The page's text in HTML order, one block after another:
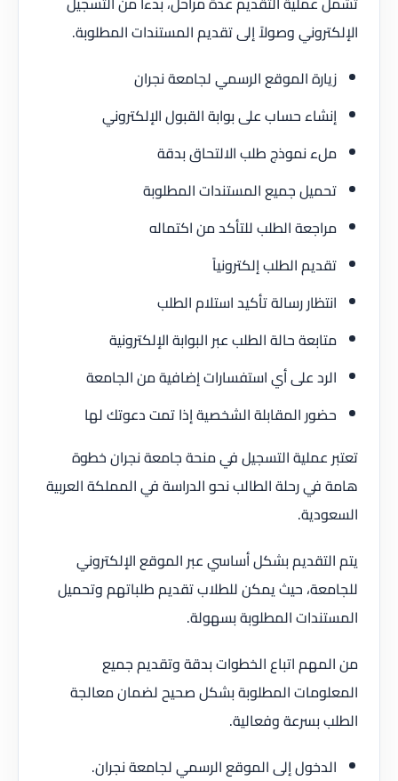
الإلكتروني وصولاً إلى تقديم المستندات المطلوبة.
زيارة الموقع الرسمي لجامعة نجران
إنشاء حساب على بوابة القبول الإلكتروني
ملء نموذج طلب الالتحاق بدقة
تحميل جميع المستندات المطلوبة
مراجعة الطلب للتأكد من اكتماله
تقديم الطلب إلكترونياً
انتظار رسالة تأكيد استلام الطلب
متابعة حالة الطلب عبر البوابة الإلكترونية
الرد على أي استفسارات إضافية من الجامعة
حضور المقابلة الشخصية إذا تمت دعوتك لها
تعتبر عملية التسجيل في منحة جامعة نجران خطوة
هامة في رحلة الطالب نحو الدراسة في المملكة العربية
السعودية.
يتم التقديم بشكل أساسي عبر الموقع الإلكتروني
للجامعة، حيث يمكن للطلاب تقديم طلباتهم وتحميل
المستندات المطلوبة بسهولة.
من المهم اتباع الخطوات بدقة وتقديم جميع
المعلومات المطلوبة بشكل صحيح لضمان معالجة
الطلب بسرعة وفعالية.
الدخول إلى الموقع الرسمي لجامعة نجران.